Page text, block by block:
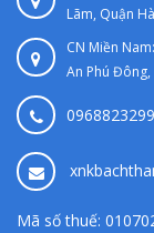
Lãm, Quận
CN Miền
An Phú Đông,
0968823299
Mã số thuế: